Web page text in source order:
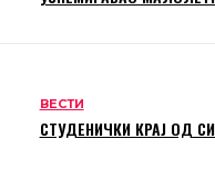
ВЕСТИ
СТУДЕНИЧКИ КРАЈ ОД